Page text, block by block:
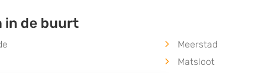
in de buurt
Meerstad
Matsloot